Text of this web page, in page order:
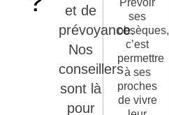
et de
prévoyance.
Nos
conseillers
sont là
pour
Prévoir
ses
obsèques,
c’est
permettre
à ses
proches
de vivre